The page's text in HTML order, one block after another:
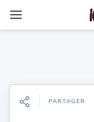
PARTAGER